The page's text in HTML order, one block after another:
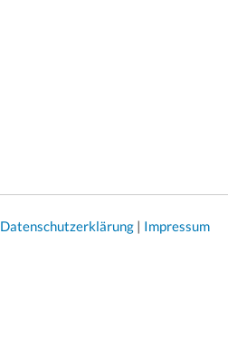
Datenschutzerklärung | Impressum